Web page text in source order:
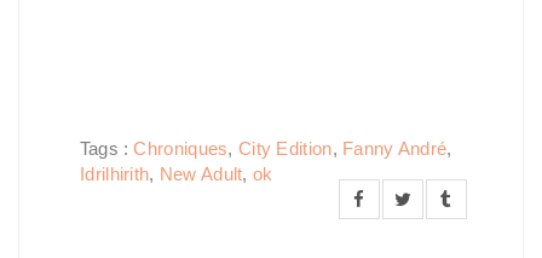
Tags :Chroniques, City Edition, Fanny André,
Idrilhirith, New Adult, ok